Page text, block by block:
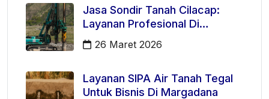
Jasa Sondir Tanah Cilacap:
Layanan Profesional Di
Kecamatan Majenang
26 Maret 2026
Layanan SIPA Air Tanah Tegal
Untuk Bisnis Di Margadana